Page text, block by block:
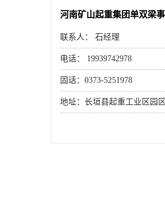
河南矿山起重集团单双梁
联系人： 石经理
电话： 19939742978
固话：0373-5251978
地址：长垣县起重工业区园